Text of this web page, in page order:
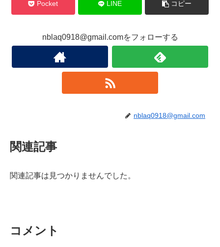
Pocket LINE コピー
nblaq0918@gmail.comをフォローする
nblaq0918@gmail.com
関連記事
関連記事は見つかりませんでした。
コメント